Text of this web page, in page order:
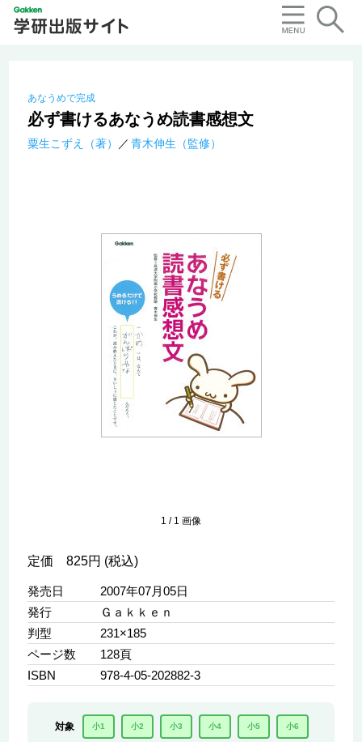
あなうめで完成
必ず書けるあなうめ読書感想文
粟生こずえ（著） 青木伸生（監修）
1 / 1 画像
定価 825円 (税込)
発売日
2007年07月05日
発行
Ｇａｋｋｅｎ
判型
231×185
ページ数
128頁
ISBN
978-4-05-202882-3
対象 小1 小2 小3 小4 小5 小6